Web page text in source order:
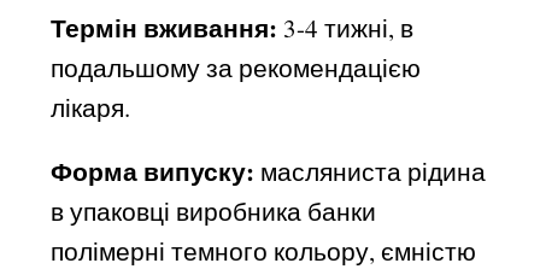
Термін вживання: 3-4 тижні, в
подальшому за рекомендацією
лікаря.
Форма випуску: масляниста рідина
в упаковці виробника банки
полімерні темного кольору, ємністю